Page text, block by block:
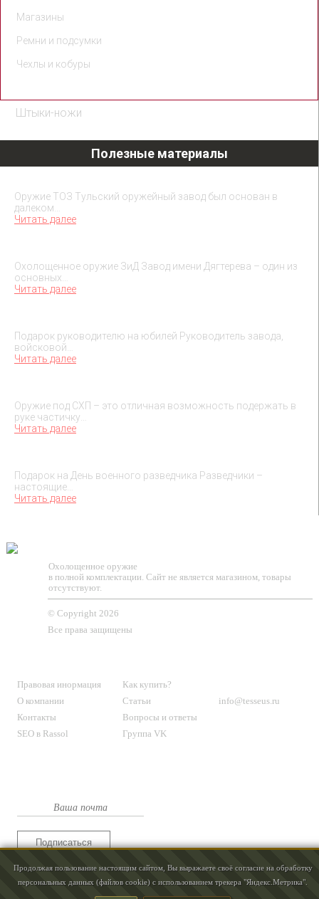
Магазины
Ремни и подсумки
Чехлы и кобуры
Штыки-ножи
Полезные материалы
Оружие ТОЗ Тульский оружейный завод был основан в
далеком…
Читать далее
Охолощенное оружие ЗиД Завод имени Дягтерева – один из
основных…
Читать далее
Подарок руководителю на юбилей Руководитель завода,
войсковой…
Читать далее
Оружие под СХП – это отличная возможность подержать в
руке частичку…
Читать далее
Подарок на День военного разведчика Разведчики –
настоящие…
Читать далее
Охолощенное оружие
в полной комплектации. Сайт не является магазином, товары
отсутствуют.
© Copyright 2026
Все права защищены
Правовая инормация
О компании
Контакты
SEO в Rassol
Как купить?
Статьи
Вопросы и ответы
Группа VK
info@tesseus.ru
Подписаться
Продолжая пользование настоящим сайтом, Вы выражаете своё согласие на обработку
персональных данных (файлов cookie) с использованием трекера "Яндекс.Метрика".